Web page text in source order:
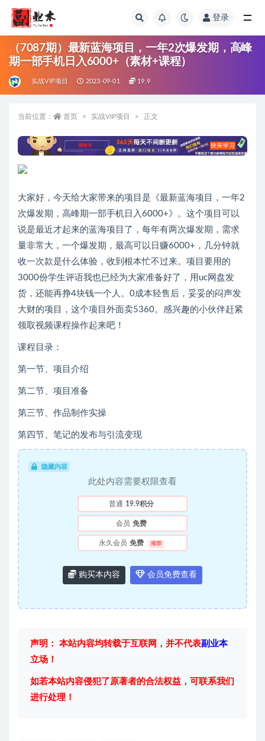
登录
（7087期）最新蓝海项目，一年2次爆发期，高峰
期一部手机日入6000+（素材+课程）
实战VIP项目 2023-09-01 19.9
当前位置： 首页 实战VIP项目 正文
大家好，今天给大家带来的项目是《最新蓝海项目，一年2
次爆发期，高峰期一部手机日入6000+》。这个项目可以
说是最近才起来的蓝海项目了，每年有两次爆发期，需求
量非常大，一个爆发期，最高可以日赚6000+，几分钟就
收一次款是什么体验，收到根本忙不过来。项目要用的
3000份学生评语我也已经为大家准备好了，用uc网盘发
货，还能再挣4块钱一个人。0成本轻售后，妥妥的闷声发
大财的项目，这个项目外面卖5360。感兴趣的小伙伴赶紧
领取视频课程操作起来吧​！​
课程目录：
第一节、项目介绍
第二节、项目准备
第三节、作品制作实操
第四节、笔记的发布与引流变现
隐藏内容
此处内容需要权限查看
普通 19.9积分
会员 免费
永久会员 免费 推荐
购买本内容 会员免费查看
声明： 本站内容均转载于互联网，并不代表副业本
立场！
如若本站内容侵犯了原著者的合法权益，可联系我们
进行处理！